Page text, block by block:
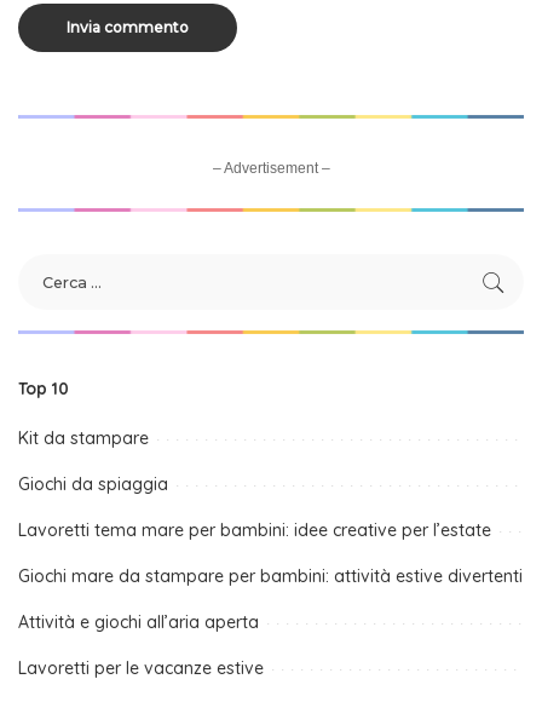
– Advertisement –
Top 10
Kit da stampare
Giochi da spiaggia
Lavoretti tema mare per bambini: idee creative per l’estate
Giochi mare da stampare per bambini: attività estive divertenti
Attività e giochi all’aria aperta
Lavoretti per le vacanze estive